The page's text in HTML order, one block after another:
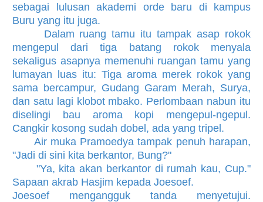
sebagai lulusan akademi orde baru di kampus
Buru yang itu juga.
Dalam ruang tamu itu tampak asap rokok
mengepul dari tiga batang rokok menyala
sekaligus asapnya memenuhi ruangan tamu yang
lumayan luas itu: Tiga aroma merek rokok yang
sama bercampur, Gudang Garam Merah, Surya,
dan satu lagi klobot mbako. Perlombaan nabun itu
diselingi bau aroma kopi mengepul-ngepul.
Cangkir kosong sudah dobel, ada yang tripel.
Air muka Pramoedya tampak penuh harapan,
"Jadi di sini kita berkantor, Bung?"
"Ya, kita akan berkantor di rumah kau, Cup."
Sapaan akrab Hasjim kepada Joesoef.
Joesoef mengangguk tanda menyetujui.